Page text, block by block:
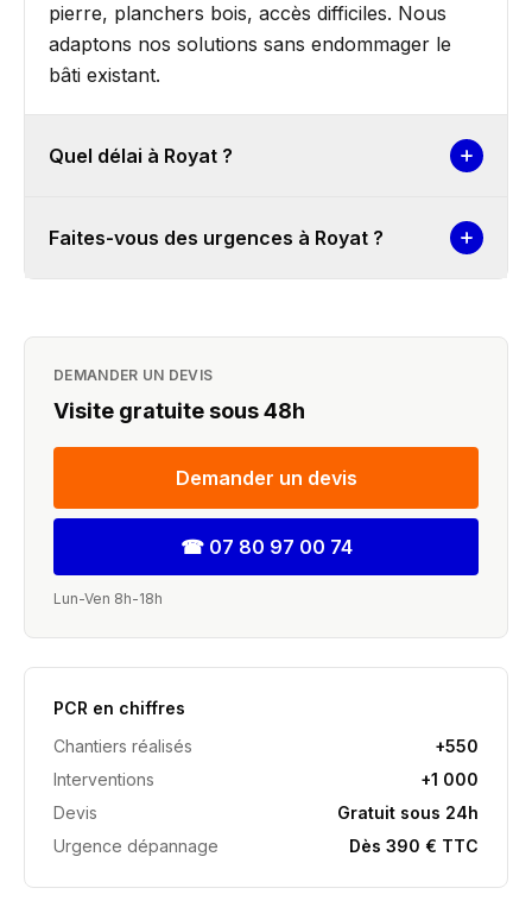
pierre, planchers bois, accès difficiles. Nous
adaptons nos solutions sans endommager le
bâti existant.
Quel délai à Royat ?
Faites-vous des urgences à Royat ?
DEMANDER UN DEVIS
Visite gratuite sous 48h
Demander un devis
☎ 07 80 97 00 74
Lun-Ven 8h-18h
PCR en chiffres
Chantiers réalisés
+550
Interventions
+1 000
Devis
Gratuit sous 24h
Urgence dépannage
Dès 390 € TTC